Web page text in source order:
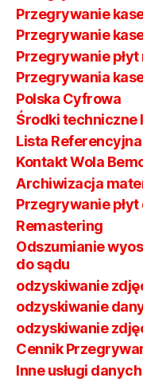
Przegrywanie
Przegrywanie
Przegrywanie płyt
Przegrywania
Polska Cyfrowa
Środki techniczne
Lista Referencyjna
Kontakt Wola
Archiwizacja
Przegrywanie
Remastering
Odszumianie
do sądu
odzyskiwanie
odzyskiwanie
odzyskiwanie
Cennik
Inne usługi danych